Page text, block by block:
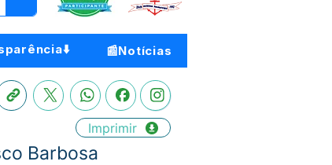
📰Notícias
Imprimir
Barbosa